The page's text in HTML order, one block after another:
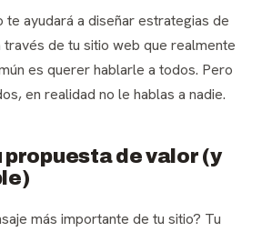
te ayudará a diseñar estrategias de
de tu sitio web que realmente
es querer hablarle a todos. Pero
en realidad no le hablas a nadie.
propuesta de valor (y
más importante de tu sitio? Tu